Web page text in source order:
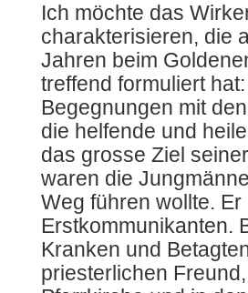
Ich möchte das
charakterisieren, die
Jahren beim
treffend formuliert
Begegnungen mit
die helfende und
das grosse Ziel
waren die
Weg führen wollte.
Erstkommunikanten.
Kranken und
priesterlichen